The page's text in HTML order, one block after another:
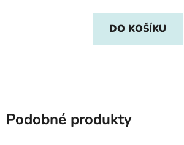
DO KOŠÍKU
Podobné produkty